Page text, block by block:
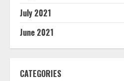
July 2021
June 2021
CATEGORIES